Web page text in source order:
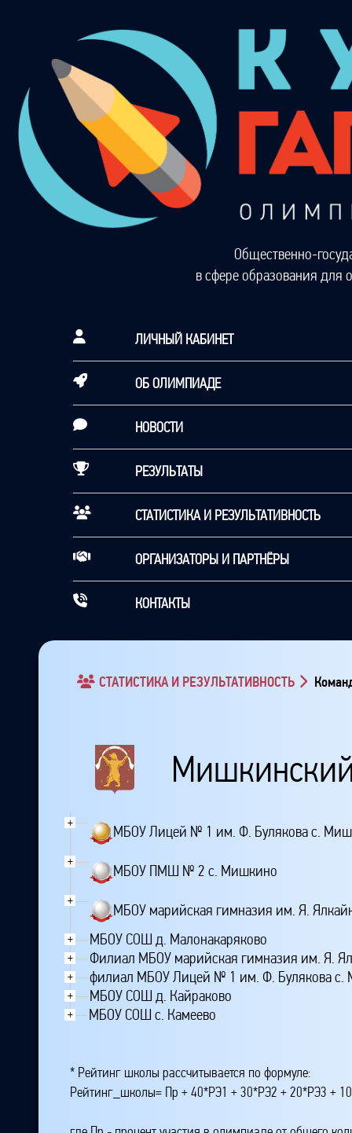
Общественно-
в сфере образования для
ЛИЧНЫЙ КАБИНЕТ
ОБ ОЛИМПИАДЕ
НОВОСТИ
РЕЗУЛЬТАТЫ
СТАТИСТИКА И РЕЗУЛЬТАТИВНОСТЬ
ОРГАНИЗАТОРЫ И ПАРТНЁРЫ
КОНТАКТЫ
СТАТИСТИКА И РЕЗУЛЬТАТИВНОСТЬ
+
МБОУ Лицей № 1 им. Ф. Булякова с.
+
МБОУ ПМШ № 2 с. Мишкино
+
МБОУ марийская гимназия им. Я.
+ МБОУ СОШ д. Малонакаряково
+ Филиал МБОУ марийская гимназия им. Я.
+ филиал МБОУ Лицей № 1 им. Ф. Булякова
+ МБОУ СОШ д. Кайраково
+ МБОУ СОШ с. Камеево
* Рейтинг школы рассчитывается по формуле:
Рейтинг_школы= Пр + 40*РЭ1 + 30*РЭ2 + 20*РЭ3 +